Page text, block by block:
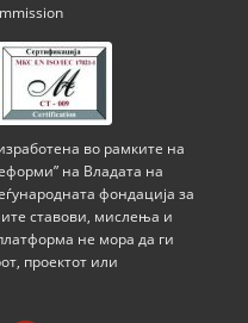
во рамките на
на Владата на
фондација за
ставови, мислења и
не мора да ги
проектот или